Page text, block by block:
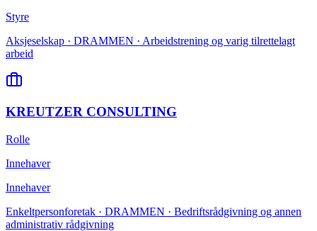
Styre
Aksjeselskap · DRAMMEN · Arbeidstrening og varig tilrettelagt
arbeid
KREUTZER CONSULTING
Rolle
Innehaver
Innehaver
Enkeltpersonforetak · DRAMMEN · Bedriftsrådgivning og annen
administrativ rådgivning